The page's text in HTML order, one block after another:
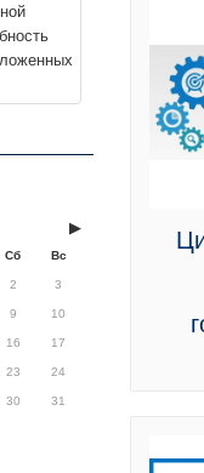
▶︎
Сб Вс
2 3
9 10
16 17
23 24
30 31